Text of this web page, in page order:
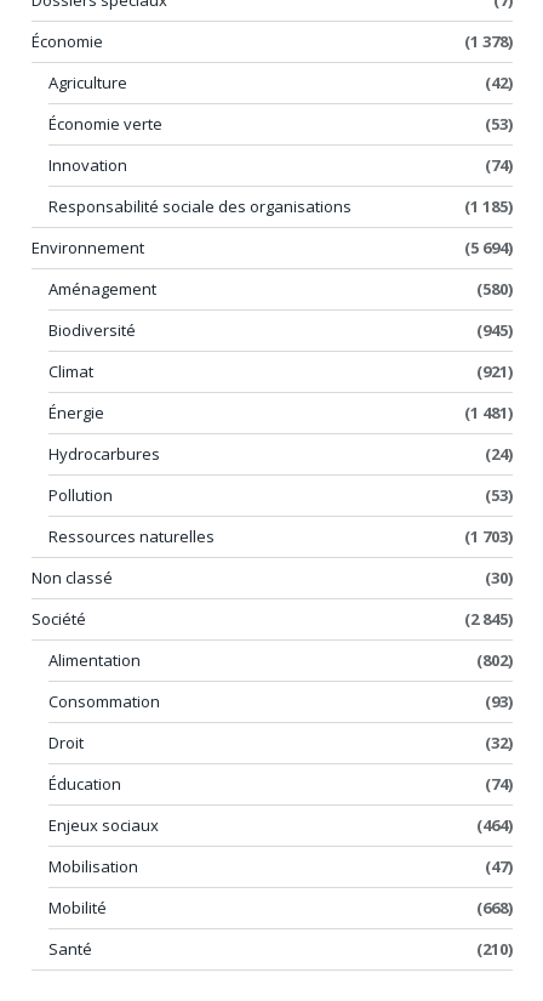
Économie
(1 378)
Agriculture
(42)
Économie verte
(53)
Innovation
(74)
Responsabilité sociale des organisations
(1 185)
Environnement
(5 694)
Aménagement
(580)
Biodiversité
(945)
Climat
(921)
Énergie
(1 481)
Hydrocarbures
(24)
Pollution
(53)
Ressources naturelles
(1 703)
Non classé
(30)
Société
(2 845)
Alimentation
(802)
Consommation
(93)
Droit
(32)
Éducation
(74)
Enjeux sociaux
(464)
Mobilisation
(47)
Mobilité
(668)
Santé
(210)